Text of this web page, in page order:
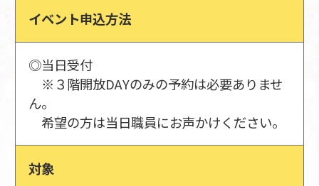
イベント申込方法
◎当日受付
※３階開放DAYのみの予約は必要ありませ
ん。
希望の方は当日職員にお声かけください。
対象